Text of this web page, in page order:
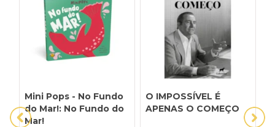
Mini Pops - No Fundo
do Mar!: No Fundo do
Mar!
O IMPOSSÍVEL É
APENAS O COMEÇO